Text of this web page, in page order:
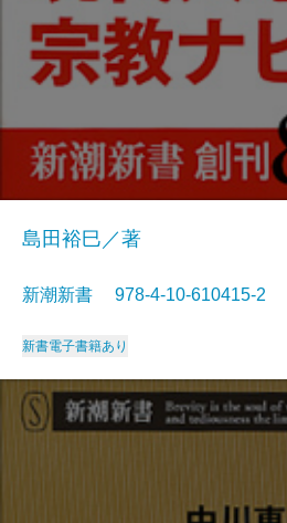
島田裕巳／著
新潮新書 978-4-10-610415-
新書電子書籍あり